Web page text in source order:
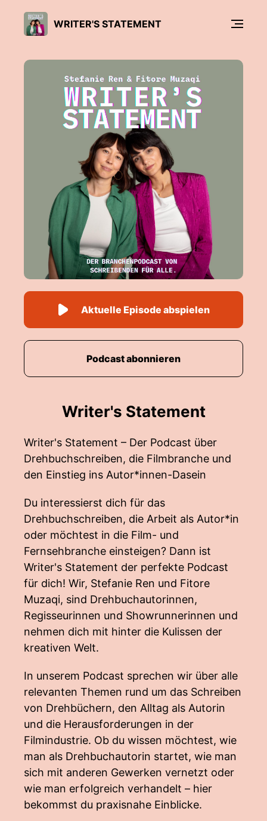
WRITER'S STATEMENT
Writer's Statement
Writer's Statement – Der Podcast über
Drehbuchschreiben, die Filmbranche und
den Einstieg ins Autor*innen-Dasein
Du interessierst dich für das
Drehbuchschreiben, die Arbeit als Autor*in
oder möchtest in die Film- und
Fernsehbranche einsteigen? Dann ist
Writer's Statement der perfekte Podcast
für dich! Wir, Stefanie Ren und Fitore
Muzaqi, sind Drehbuchautorinnen,
Regisseurinnen und Showrunnerinnen und
nehmen dich mit hinter die Kulissen der
kreativen Welt.
In unserem Podcast sprechen wir über alle
relevanten Themen rund um das Schreiben
von Drehbüchern, den Alltag als Autorin
und die Herausforderungen in der
Filmindustrie. Ob du wissen möchtest, wie
man als Drehbuchautorin startet, wie man
sich mit anderen Gewerken vernetzt oder
wie man erfolgreich verhandelt – hier
bekommst du praxisnahe Einblicke.
Aktuelle Episode abspielen
Podcast abonnieren